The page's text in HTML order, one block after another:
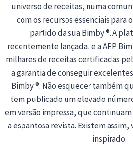
universo de receitas, numa
com os recursos essenciais para
partido da sua Bimby ®. A
recentemente lançada, e a APP
milhares de receitas certificadas
a garantia de conseguir
Bimby ®. Não esquecer também
tem publicado um elevado
em versão impressa, que
a espantosa revista. Existem assim,
inspirado.